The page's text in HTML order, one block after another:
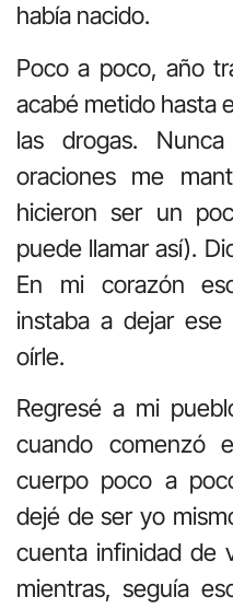
había nacido.
Poco a poco, año
acabé metido hasta
las drogas.
oraciones me
hicieron ser un
puede llamar así).
En mi corazón
instaba a dejar
oírle.
Regresé a mi
cuando comenzó
cuerpo poco a
dejé de ser yo
cuenta infinidad de
mientras, seguía